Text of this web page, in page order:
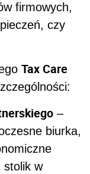
firmowych,
czy
Tax Care
–
biurka,
stolik w